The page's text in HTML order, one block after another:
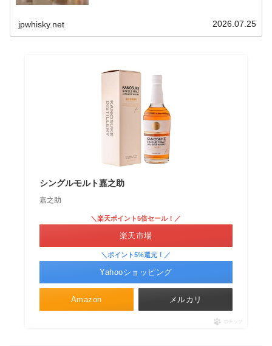
jpwhisky.net 2026.07.25
シングルモルト嘉之助
嘉之助
Amazon
＼楽天ポイント5倍セール！／
楽天市場
＼ポイント5%還元！／
Yahooショッピング
メルカリ
ポチップ